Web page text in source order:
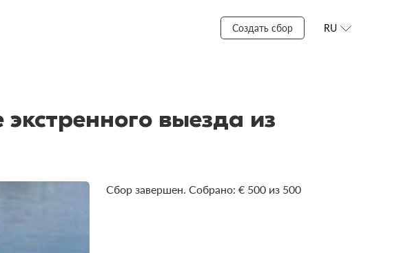
Создать сбор RU
выезда из
Сбор завершен. Собрано: € 500 из 500